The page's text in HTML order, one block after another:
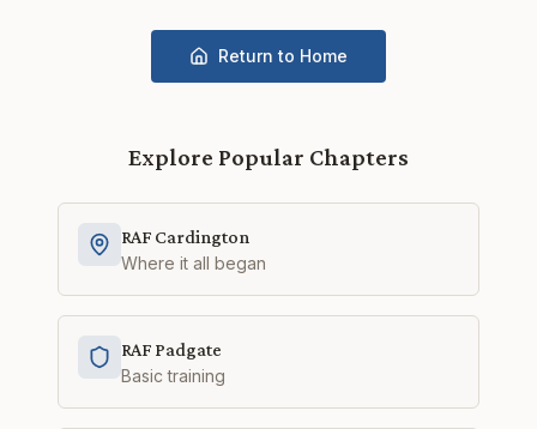
Return to Home
Explore Popular Chapters
RAF Cardington
Where it all began
RAF Padgate
Basic training